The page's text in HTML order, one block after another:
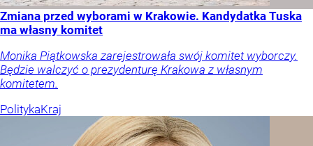
Zmiana przed wyborami w Krakowie. Kandydatka Tuska
ma własny komitet
Monika Piątkowska zarejestrowała swój komitet wyborczy.
Będzie walczyć o prezydenturę Krakowa z własnym
komitetem.
PolitykaKraj